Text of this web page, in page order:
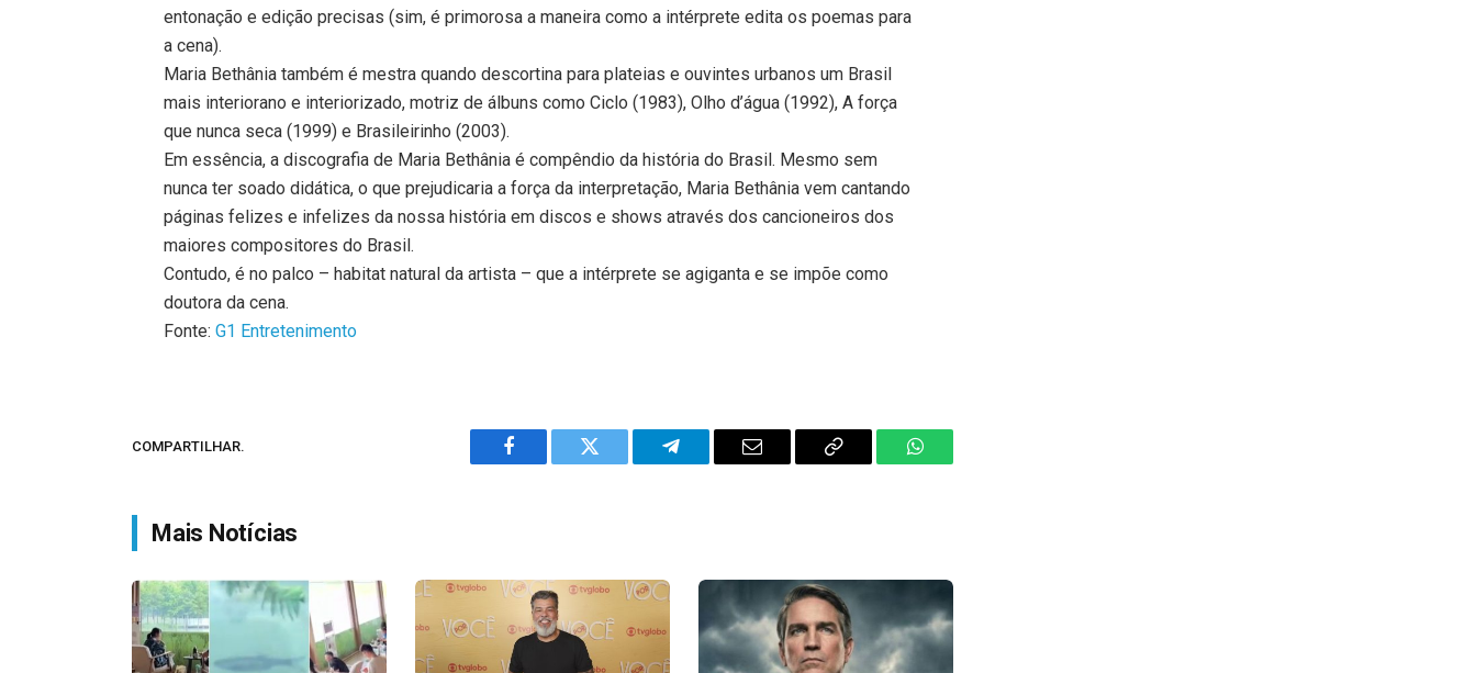
entonação e edição precisas (sim, é primorosa a maneira como a intérprete edita os poemas para
a cena).
Maria Bethânia também é mestra quando descortina para plateias e ouvintes urbanos um Brasil
mais interiorano e interiorizado, motriz de álbuns como Ciclo (1983), Olho d’água (1992), A força
que nunca seca (1999) e Brasileirinho (2003).
Em essência, a discografia de Maria Bethânia é compêndio da história do Brasil. Mesmo sem
nunca ter soado didática, o que prejudicaria a força da interpretação, Maria Bethânia vem cantando
páginas felizes e infelizes da nossa história em discos e shows através dos cancioneiros dos
maiores compositores do Brasil.
Contudo, é no palco – habitat natural da artista – que a intérprete se agiganta e se impõe como
doutora da cena.
Fonte:G1 Entretenimento
COMPARTILHAR.
Facebook Twitter Telegram Email
Copy
WhatsApp
Mais Notícias